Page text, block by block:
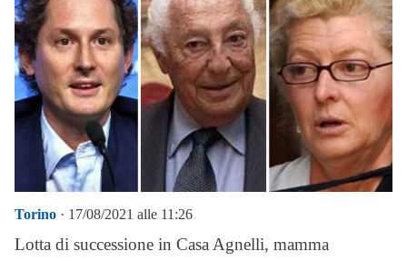
Torino · 17/08/2021 alle 11:26
Lotta di successione in Casa Agnelli, mamma